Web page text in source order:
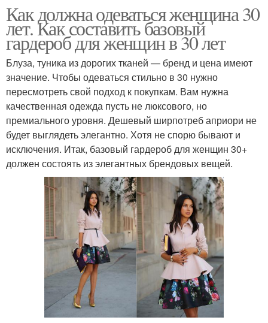
Как должна одеваться женщина 30
лет. Как составить базовый
гардероб для женщин в 30 лет
Блуза, туника из дорогих тканей — бренд и цена имеют
значение. Чтобы одеваться стильно в 30 нужно
пересмотреть свой подход к покупкам. Вам нужна
качественная одежда пусть не люксового, но
премиального уровня. Дешевый ширпотреб априори не
будет выглядеть элегантно. Хотя не спорю бывают и
исключения. Итак, базовый гардероб для женщин 30+
должен состоять из элегантных брендовых вещей.